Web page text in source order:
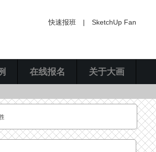
快速报班 | SketchUp Fan
在线报名 关于大画